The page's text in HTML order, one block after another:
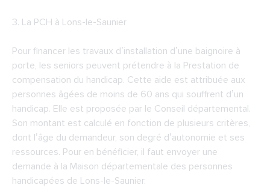
3. La PCH à Lons-le-Saunier
Pour financer les travaux d’installation d’une baignoire à
porte, les seniors peuvent prétendre à la Prestation de
compensation du handicap. Cette aide est attribuée aux
personnes âgées de moins de 60 ans qui souffrent d’un
handicap. Elle est proposée par le Conseil départemental.
Son montant est calculé en fonction de plusieurs critères,
dont l’âge du demandeur, son degré d’autonomie et ses
ressources. Pour en bénéficier, il faut envoyer une
demande à la Maison départementale des personnes
handicapées de Lons-le-Saunier.